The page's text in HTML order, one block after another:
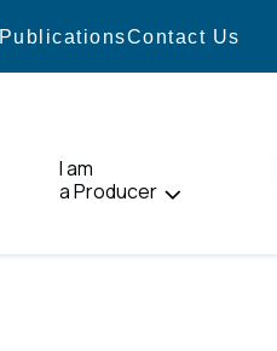
I am
a Producer
PublicationsContact Us